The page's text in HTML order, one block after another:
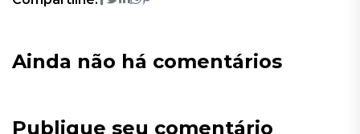
Ainda não há comentários
Publique seu comentário